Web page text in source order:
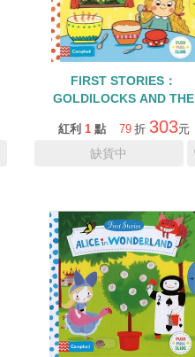
FIRST STORIES：
GOLDILOCKS AND THE
紅利 1 點 79 折 303元
缺貨中